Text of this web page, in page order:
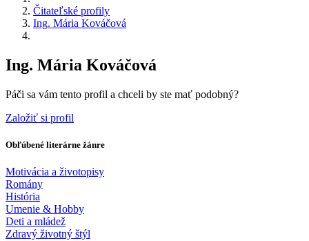
Čitateľské profily
Ing. Mária Kováčová
Ing. Mária Kováčová
Páči sa vám tento profil a chceli by ste mať podobný?
Založiť si profil
Obľúbené literárne žánre
Motivácia a životopisy
Romány
História
Umenie & Hobby
Deti a mládež
Zdravý životný štýl